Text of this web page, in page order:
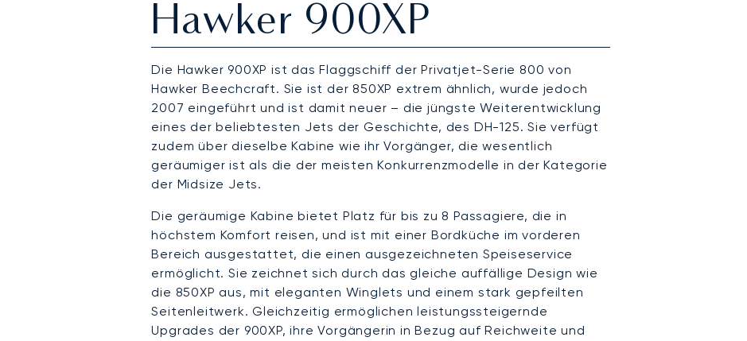
Hawker 900XP
Die Hawker 900XP ist das Flaggschiff der Privatjet-Serie 800 von
Hawker Beechcraft. Sie ist der 850XP extrem ähnlich, wurde jedoch
2007 eingeführt und ist damit neuer – die jüngste Weiterentwicklung
eines der beliebtesten Jets der Geschichte, des DH-125. Sie verfügt
zudem über dieselbe Kabine wie ihr Vorgänger, die wesentlich
geräumiger ist als die der meisten Konkurrenzmodelle in der Kategorie
der Midsize Jets.
Die geräumige Kabine bietet Platz für bis zu 8 Passagiere, die in
höchstem Komfort reisen, und ist mit einer Bordküche im vorderen
Bereich ausgestattet, die einen ausgezeichneten Speiseservice
ermöglicht. Sie zeichnet sich durch das gleiche auffällige Design wie
die 850XP aus, mit eleganten Winglets und einem stark gepfeilten
Seitenleitwerk. Gleichzeitig ermöglichen leistungssteigernde
Upgrades der 900XP, ihre Vorgängerin in Bezug auf Reichweite und